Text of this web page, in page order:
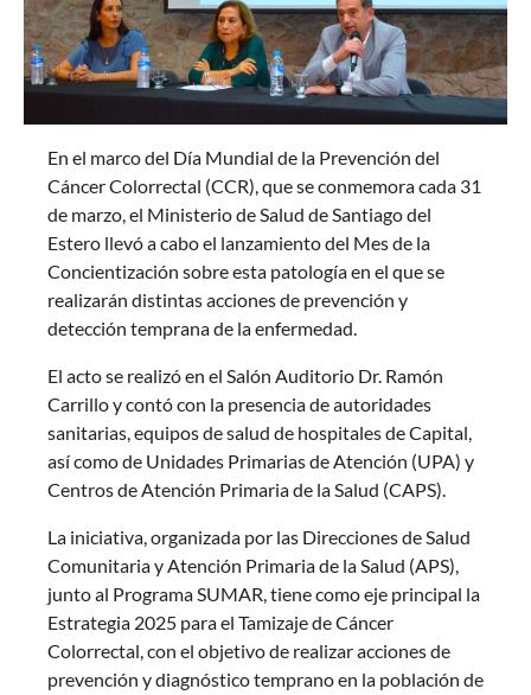
En el marco del Día Mundial de la Prevención del
Cáncer Colorrectal (CCR), que se conmemora cada 31
de marzo, el Ministerio de Salud de Santiago del
Estero llevó a cabo el lanzamiento del Mes de la
Concientización sobre esta patología en el que se
realizarán distintas acciones de prevención y
detección temprana de la enfermedad.
El acto se realizó en el Salón Auditorio Dr. Ramón
Carrillo y contó con la presencia de autoridades
sanitarias, equipos de salud de hospitales de Capital,
así como de Unidades Primarias de Atención (UPA) y
Centros de Atención Primaria de la Salud (CAPS).
La iniciativa, organizada por las Direcciones de Salud
Comunitaria y Atención Primaria de la Salud (APS),
junto al Programa SUMAR, tiene como eje principal la
Estrategia 2025 para el Tamizaje de Cáncer
Colorrectal, con el objetivo de realizar acciones de
prevención y diagnóstico temprano en la población de